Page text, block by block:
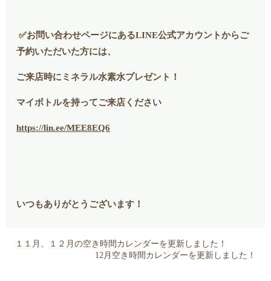
✅お問い合わせページにあるLINE公式アカウントからご
予約いただいた方には、
ご来店時にミネラル水素水プレゼント！
マイボトルを持ってご来店ください
https://lin.ee/MEE8EQ6
いつもありがとうございます！
１１月、１２月の空き時間カレンダーを更新しました！
12月空き時間カレンダーを更新しました！